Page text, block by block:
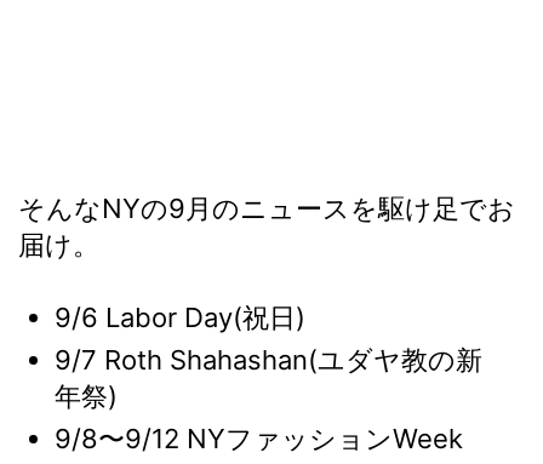
そんなNYの9月のニュースを駆け足でお
届け。
9/6 Labor Day(祝日)
9/7 Roth Shahashan(ユダヤ教の新
年祭)
9/8〜9/12 NYファッションWeek